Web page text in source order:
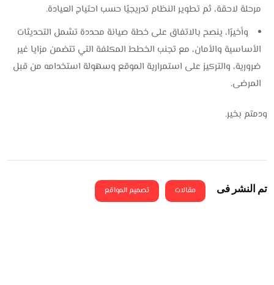
مرحلة لاحقة، ثم تطوير النظام تدريجيًا حسب احتياج العيادة.
وأخيرًا، ينصح بالاتفاق على خطة صيانة محددة تشمل التحديثات
الأساسية والأمان، مع تجنب الخطط المكلفة التي تتضمن مزايا غير
ضرورية، والتركيز على استمرارية الموقع وسهولة استخدامه من قبل
المرضى.
ودمتم بخير.
تم النشر فى مقالات تصميم المواقع